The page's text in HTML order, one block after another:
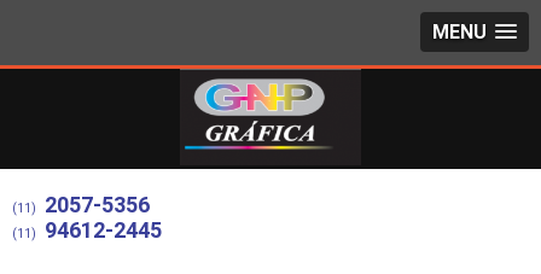
MENU
(11) 2057-5356
(11) 94612-2445